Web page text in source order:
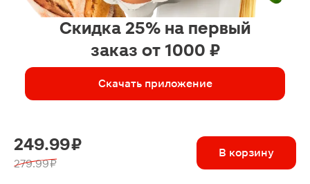
Скидка 25% на первый
заказ от 1000 ₽
Скачать приложение
249.99 ₽
279.99 ₽
В корзину